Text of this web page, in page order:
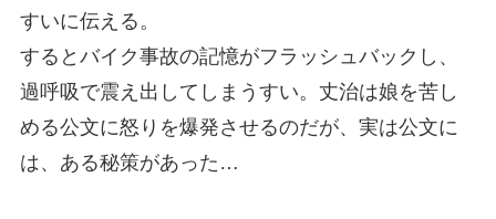
すいに伝える。
するとバイク事故の記憶がフラッシュバックし、
過呼吸で震え出してしまうすい。丈治は娘を苦し
める公文に怒りを爆発させるのだが、実は公文に
は、ある秘策があった…